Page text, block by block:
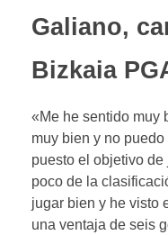
Galiano,
Bizkaia
«Me he sentido muy
muy bien y no
puesto el objetivo
poco de la
jugar bien y he visto
una ventaja de seis